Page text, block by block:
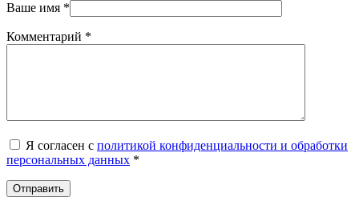
Ваше имя *
Комментарий *
Я согласен с политикой конфиденциальности и обработки
персональных данных *